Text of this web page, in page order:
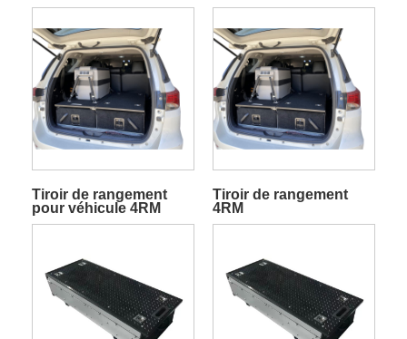
Tiroir de rangement
pour véhicule 4RM
Tiroir de rangement
4RM